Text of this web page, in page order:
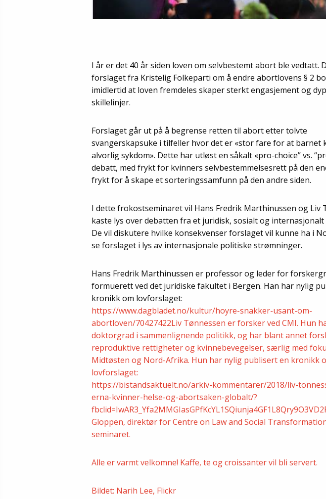
I år er det 40 år siden loven om selvbestemt abort ble vedtatt.
forslaget fra Kristelig Folkeparti om å endre abortlovens § 2
imidlertid at loven fremdeles skaper sterkt engasjement og
skillelinjer.
Forslaget går ut på å begrense retten til abort etter tolvte
svangerskapsuke i tilfeller hvor det er «stor fare for at barnet
alvorlig sykdom». Dette har utløst en såkalt «pro-choice” vs.
debatt, med frykt for kvinners selvbestemmelsesrett på den
frykt for å skape et sorteringssamfunn på den andre siden.
I dette frokostseminaret vil Hans Fredrik Marthinussen og Liv
kaste lys over debatten fra et juridisk, sosialt og internasjonalt
De vil diskutere hvilke konsekvenser forslaget vil kunne ha i
se forslaget i lys av internasjonale politiske strømninger.
Hans Fredrik Marthinussen er professor og leder for
formuerett ved det juridiske fakultet i Bergen. Han har nylig
kronikk om lovforslaget:
https://www.dagbladet.no/kultur/hoyre-snakker-usant-om-
abortloven/70427422Liv Tønnessen er forsker ved CMI. Hun
doktorgrad i sammenlignende politikk, og har blant annet
reproduktive rettigheter og kvinnebevegelser, særlig med
Midtøsten og Nord-Afrika. Hun har nylig publisert en kronikk
lovforslaget:
https://bistandsaktuelt.no/arkiv-kommentarer/2018/liv-
erna-kvinner-helse-og-abortsaken-globalt/?
Gloppen, direktør for Centre on Law and Social
seminaret.
Alle er varmt velkomne! Kaffe, te og croissanter vil bli servert.
Bildet: Narih Lee, Flickr